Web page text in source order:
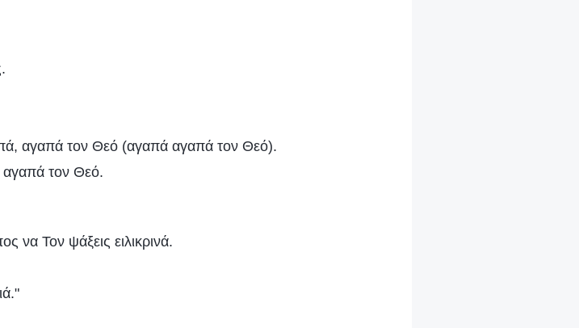
αγαπά τον Θεό (αγαπά αγαπά τον Θεό).
τον Θεό.
να Τον ψάξεις ειλικρινά.